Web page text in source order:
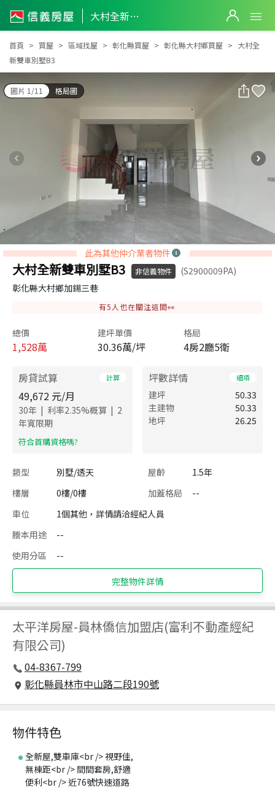
大村全新雙車別墅B3
大村全新雙車別墅B3
首頁 買屋 區域找屋 彰化縣買屋 彰化縣大村鄉買屋
大村全
新雙車別墅B3
圖片 1/11 格局圖
此為其他仲介業者物件
大村全新雙車別墅B3 非信義物件
(S2900009PA)
彰化縣大村鄉加錫三巷
有5 人也在關注這間👀
總價
1,528萬
建坪單價
30.36萬/坪
格局
4房2廳5衛
房貸試算 計算
49,672 元/月
30年 | 利率2.35%概算 | 2
年寬限期
​符合首購資格嗎?
坪數詳情 細項
建坪
50.33
主建物
50.33
地坪
26.25
類型 別墅/透天 屋齡
1.5年
樓層
0樓/0樓 加蓋格局
--
車位
1個其他，詳情請洽經紀人員
謄本用途
--
使用分區
--
完整物件詳情
太平洋房屋-員林僑信加盟店(富利不動產經紀
有限公司)
04-8367-799
彰化縣員林市中山路二段190號
物件特色
全新屋,雙車庫<br /> 視野佳,
無棟距<br /> 間間套房,舒適
便利<br /> 近76號快速道路